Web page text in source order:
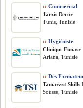
›› Commercial
Jarzis Decor
Tunis, Tunisie
›› Hygiéniste
Clinique Ennasr
Ariana, Tunisie
›› Des
Tamarzist Skills
Sousse, Tunisie